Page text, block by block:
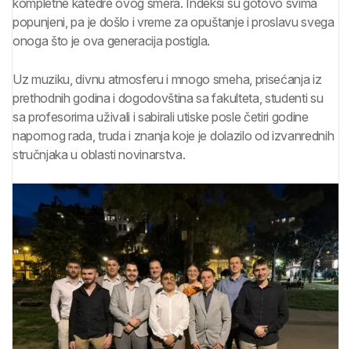
kompletne katedre ovog smera. Indeksi su gotovo svima
popunjeni, pa je došlo i vreme za opuštanje i proslavu svega
onoga što je ova generacija postigla.
Uz muziku, divnu atmosferu i mnogo smeha, prisećanja iz
prethodnih godina i dogodovština sa fakulteta, studenti su
sa profesorima uživali i sabirali utiske posle četiri godine
napornog rada, truda i znanja koje je dolazilo od izvanrednih
stručnjaka u oblasti novinarstva.